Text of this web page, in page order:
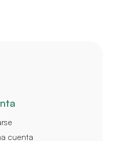
cuenta